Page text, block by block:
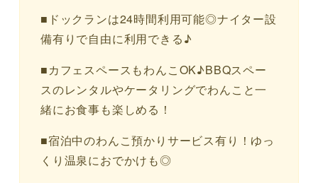
■ドックランは24時間利用可能◎ナイター設
備有りで自由に利用できる♪
■カフェスペースもわんこOK♪BBQスペー
スのレンタルやケータリングでわんこと一
緒にお食事も楽しめる！
■宿泊中のわんこ預かりサービス有り！ゆっ
くり温泉におでかけも◎